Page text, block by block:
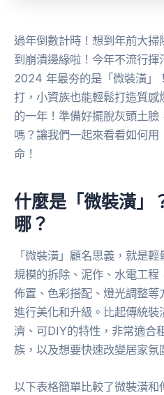
過年倒數計時！想到年前大
到崩潰邊緣啦！今年不流行揮
2024 年最夯的是「微裝潢」
打，小資族也能輕鬆打造質
的一年！準備好擺脫灰頭土
嗎？讓我們一起來看看如何
命！
什麼是「微裝潢」
哪？
「微裝潢」顧名思義，就是
規模的拆除、泥作、水電工
佈置、色彩搭配、燈光調整
進行美化和升級。比起傳統
濟、可DIY的特性，非常適合
族，以及想要快速改變居家氛
以下表格簡單比較了微裝潢和